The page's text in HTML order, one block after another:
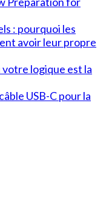
: pourquoi les
avoir leur propre
logique est la
USB-C pour la